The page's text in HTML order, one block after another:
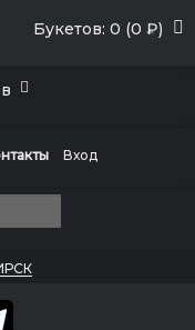
Букетов: 0 (0 ₽)
Вход